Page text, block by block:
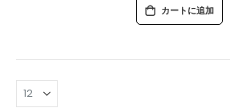
カートに追加